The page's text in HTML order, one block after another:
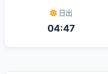
日出
04:47